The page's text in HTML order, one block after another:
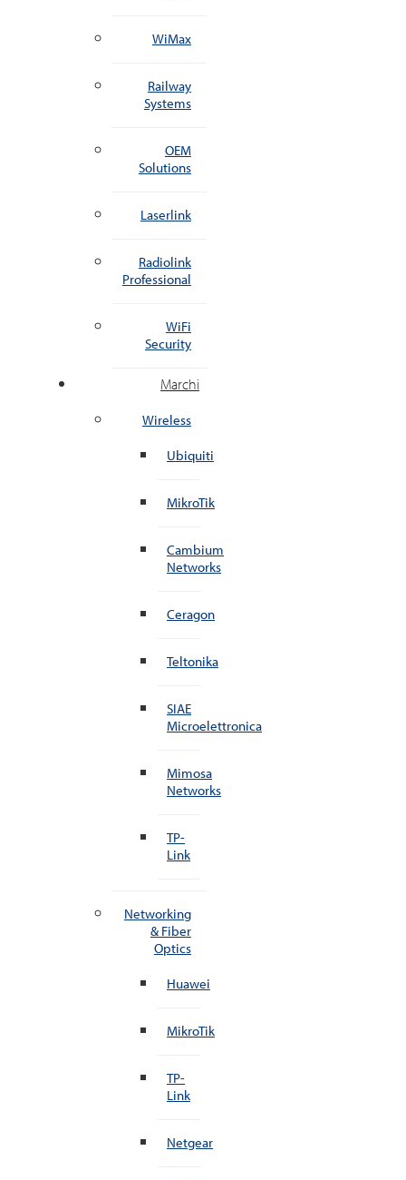
WiMax
Railway
Systems
OEM
Solutions
Laserlink
Radiolink
Professional
WiFi
Security
Marchi
Wireless
Ubiquiti
MikroTik
Cambium
Networks
Ceragon
Teltonika
SIAE
Microelettronica
Mimosa
Networks
TP-
Link
Networking
& Fiber
Optics
Huawei
MikroTik
TP-
Link
Netgear